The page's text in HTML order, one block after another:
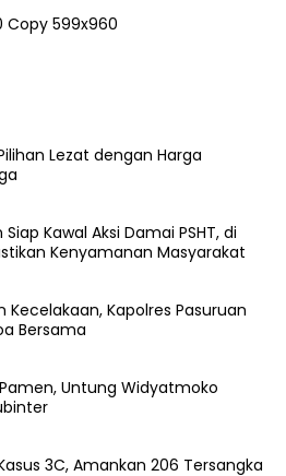
Lezat dengan Harga
Kawal Aksi Damai PSHT, di
Kenyamanan Masyarakat
Kecelakaan, Kapolres Pasuruan
Bersama
Untung Widyatmoko
3C, Amankan 206 Tersangka